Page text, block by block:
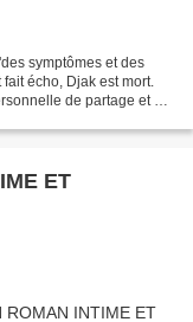
symptômes et des
écho, Djak est mort.
de partage et de
ET